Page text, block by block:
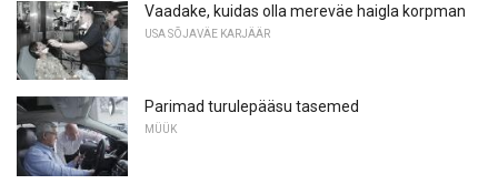
Vaadake, kuidas olla mereväe haigla korpman
USA SÕJAVÄE KARJÄÄR
Parimad turulepääsu tasemed
MÜÜK